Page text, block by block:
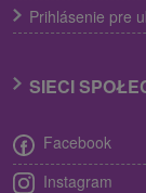
Prihlásenie pre
SIECI
Facebook
Instagram